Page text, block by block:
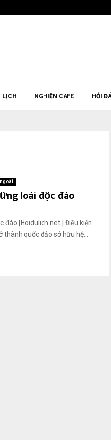
LỊCH NGHIỆN CAFE HỎI
loài độc đáo
đáo [Hoidulich.net ] Điều kiện
quốc đảo sở hữu hệ...